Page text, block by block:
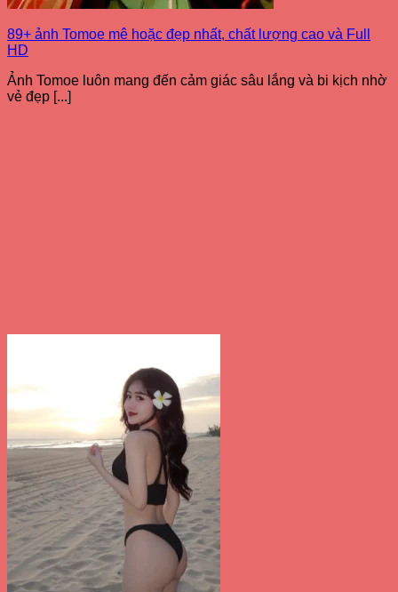
89+ ảnh Tomoe mê hoặc đẹp nhất, chất lượng cao và Full
HD
Ảnh Tomoe luôn mang đến cảm giác sâu lắng và bi kịch nhờ
vẻ đẹp [...]